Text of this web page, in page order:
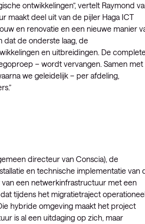
ontwikkelingen”, vertelt Raymond
maakt deel uit van de pijler Haga ICT
en renovatie en een nieuwe manier
dat de onderste laag, de
en uitbreidingen. De
– wordt vervangen. Samen met
we geleidelijk – per afdeling,
directeur van Conscia), de
en technische implementatie van
een netwerkinfrastructuur met een
tijdens het migratietraject
hybride omgeving maakt het project
is al een uitdaging op zich, maar